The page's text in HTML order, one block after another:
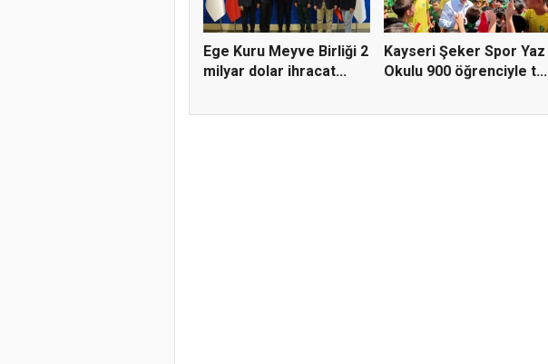
Ege Kuru Meyve Birliği 2
milyar dolar ihracat...
Kayseri Şeker Spor Yaz
Okulu 900 öğrenciyle t...